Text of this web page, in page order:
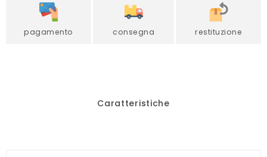
pagamento consegna restituzione
Caratteristiche